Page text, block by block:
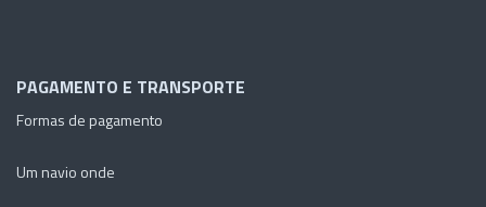
PAGAMENTO E TRANSPORTE
Formas de pagamento
Um navio onde